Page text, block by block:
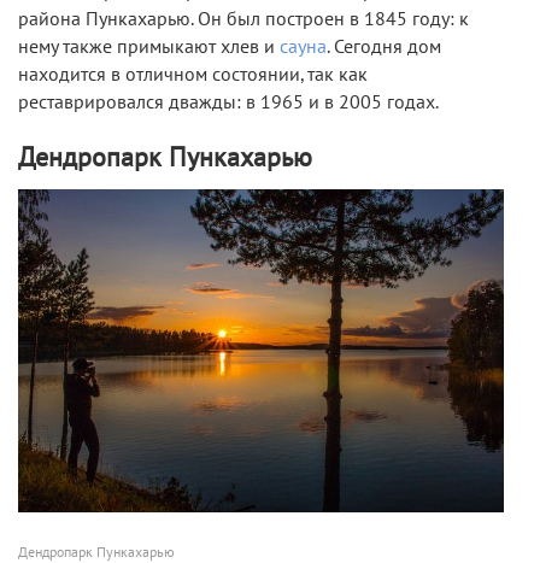
района Пункахарью. Он был построен в 1845 году: к
нему также примыкают хлев и сауна. Сегодня дом
находится в отличном состоянии, так как
реставрировался дважды: в 1965 и в 2005 годах.
Дендропарк Пункахарью
Дендропарк Пункахарью